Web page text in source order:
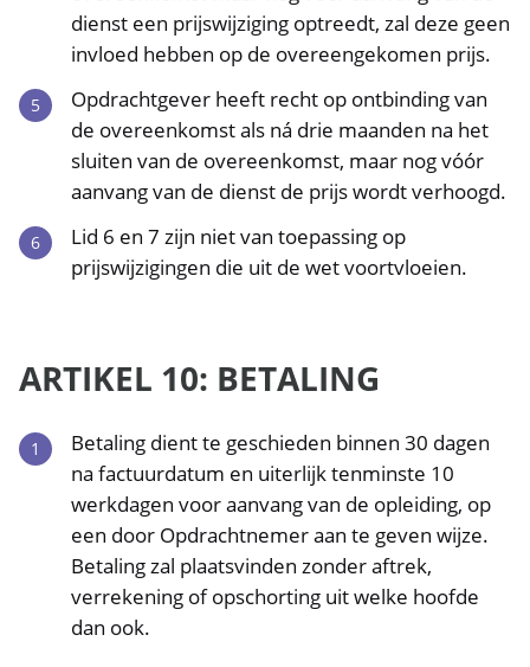
dienst een prijswijziging optreedt, zal deze geen
invloed hebben op de overeengekomen prijs.
Opdrachtgever heeft recht op ontbinding van
de overeenkomst als ná drie maanden na het
sluiten van de overeenkomst, maar nog vóór
aanvang van de dienst de prijs wordt verhoogd.
Lid 6 en 7 zijn niet van toepassing op
prijswijzigingen die uit de wet voortvloeien.
ARTIKEL 10: BETALING
Betaling dient te geschieden binnen 30 dagen
na factuurdatum en uiterlijk tenminste 10
werkdagen voor aanvang van de opleiding, op
een door Opdrachtnemer aan te geven wijze.
Betaling zal plaatsvinden zonder aftrek,
verrekening of opschorting uit welke hoofde
dan ook.